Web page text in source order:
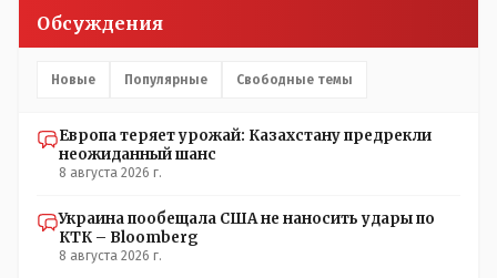
Обсуждения
Новые Популярные Свободные темы
Европа теряет урожай: Казахстану предрекли
неожиданный шанс
8 августа 2026 г.
Украина пообещала США не наносить удары по
КТК – Bloomberg
8 августа 2026 г.